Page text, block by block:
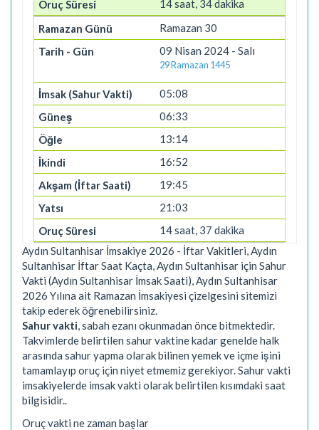
14 saat, 34 dakika
Ramazan 30
09 Nisan 2024 - Salı
29 Ramazan 1445
05:08
06:33
13:14
16:52
19:45
21:03
14 saat, 37 dakika
Aydın Sultanhisar İmsakiye 2026 - İftar Vakitleri, Aydın
Sultanhisar İftar Saat Kaçta, Aydın Sultanhisar için Sahur
Vakti (Aydın Sultanhisar İmsak Saati), Aydın Sultanhisar
2026 Yılına ait Ramazan İmsakiyesi çizelgesini sitemizi
takip ederek öğrenebilirsiniz.
Sahur vakti, sabah ezanı okunmadan önce bitmektedir.
Takvimlerde belirtilen sahur vaktine kadar genelde halk
arasında sahur yapma olarak bilinen yemek ve içme işini
tamamlayıp oruç için niyet etmemiz gerekiyor. Sahur vakti
imsakiyelerde imsak vakti olarak belirtilen kısımdaki saat
bilgisidir..
Oruç vakti ne zaman başlar